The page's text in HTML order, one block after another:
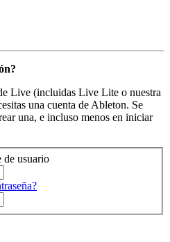
Live (incluidas Live Lite o nuestra
una cuenta de Ableton. Se
una, e incluso menos en iniciar
de usuario